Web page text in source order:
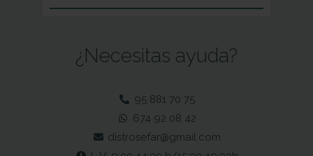
¿Necesitas ayuda?
95 881 70 75
674 92 08 42
distrosefar@gmail.com